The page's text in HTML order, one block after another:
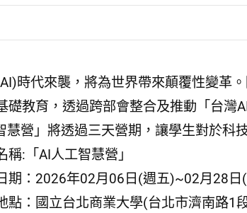
時代來襲，將為世界帶來顛覆性變革
礎教育，透過跨部會整合及推動「台灣
慧營」將透過三天營期，讓學生對於科
稱:「AI人工智慧營」
期：2026年02月06日(週五)~02月28日
點：國立台北商業大學(台北市濟南路1